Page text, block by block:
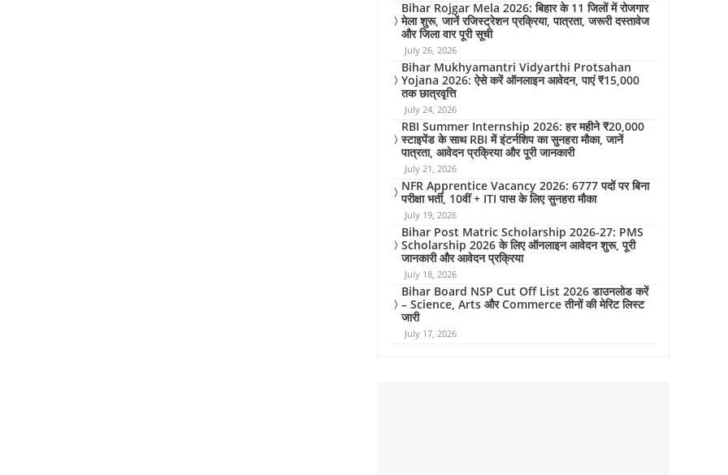
Bihar Rojgar Mela 2026: बिहार के 11 जिलों में रोजगार
मेला शुरू, जानें रजिस्ट्रेशन प्रक्रिया, पात्रता, जरूरी दस्तावेज
और जिला वार पूरी सूची
July 26, 2026
Bihar Mukhyamantri Vidyarthi Protsahan
Yojana 2026: ऐसे करें ऑनलाइन आवेदन, पाएं ₹15,000
तक छात्रवृत्ति
July 24, 2026
RBI Summer Internship 2026: हर महीने ₹20,000
स्टाइपेंड के साथ RBI में इंटर्नशिप का सुनहरा मौका, जानें
पात्रता, आवेदन प्रक्रिया और पूरी जानकारी
July 21, 2026
NFR Apprentice Vacancy 2026: 6777 पदों पर बिना
परीक्षा भर्ती, 10वीं + ITI पास के लिए सुनहरा मौका
July 19, 2026
Bihar Post Matric Scholarship 2026-27: PMS
Scholarship 2026 के लिए ऑनलाइन आवेदन शुरू, पूरी
जानकारी और आवेदन प्रक्रिया
July 18, 2026
Bihar Board NSP Cut Off List 2026 डाउनलोड करें
– Science, Arts और Commerce तीनों की मेरिट लिस्ट
जारी
July 17, 2026